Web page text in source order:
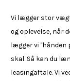
Vi lægger stor
og oplevelse, når
lægger vi "hånden
skal. Så kan du
leasingaftale. Vi